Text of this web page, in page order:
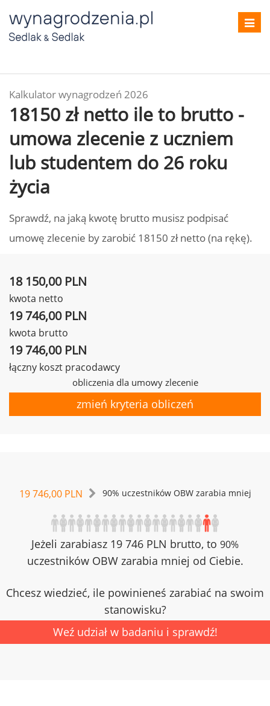
Kalkulator wynagrodzeń 2026
18150 zł netto ile to brutto -
umowa zlecenie z uczniem
lub studentem do 26 roku
życia
Sprawdź, na jaką kwotę brutto musisz podpisać
umowę zlecenie by zarobić 18150 zł netto (na rękę).
18 150,00 PLN
kwota netto
19 746,00 PLN
kwota brutto
19 746,00 PLN
łączny koszt pracodawcy
obliczenia dla umowy zlecenie
zmień kryteria obliczeń
19 746,00 PLN 90% uczestników OBW zarabia mniej
Jeżeli zarabiasz 19 746 PLN brutto, to 90%
uczestników OBW zarabia mniej od Ciebie.
Chcesz wiedzieć, ile powinieneś zarabiać na swoim
stanowisku?
Weź udział w badaniu i sprawdź!